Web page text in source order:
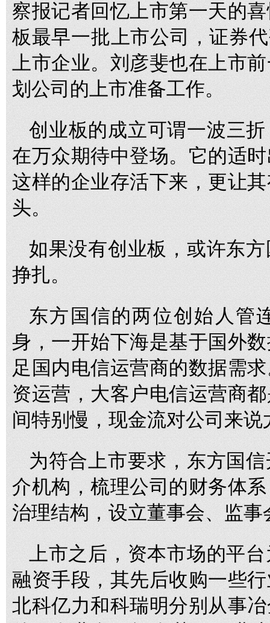
察报记者回忆上市第一天的
板最早一批上市公司，证券
上市企业。刘彦斐也在上市
划公司的上市准备工作。
创业板的成立可谓一波三
在万众期待中登场。它的适
这样的企业存活下来，更让
头。
如果没有创业板，或许东
挣扎。
东方国信的两位创始人管
身，一开始下海是基于国外
足国内电信运营商的数据需
资运营，大客户电信运营商
间特别慢，现金流对公司来说
为符合上市要求，东方国
介机构，梳理公司的财务体
治理结构，设立董事会、监
上市之后，资本市场的平
融资手段，其先后收购一些
北科亿力和科瑞明分别从事